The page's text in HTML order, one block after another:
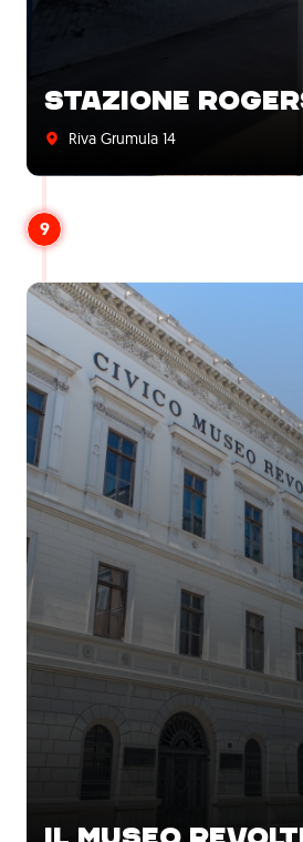
STAZIONE
Riva Grumula 14
9